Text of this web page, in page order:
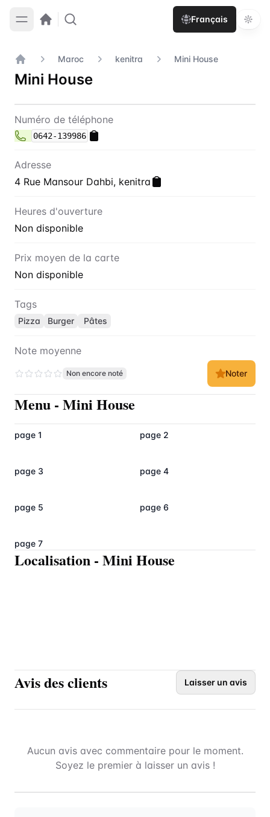
Français
Accueil
Maroc kenitra Mini House
Mini House
Contact Mini House
Numéro de téléphone
0642-139986
Adresse
4 Rue Mansour Dahbi, kenitra
Heures d'ouverture
Non disponible
Prix moyen de la carte
Non disponible
Tags
Pizza Burger Pâtes
Note moyenne
Non encore noté Noter
Menu - Mini House
page 1 page 2
page 3 page 4
page 5 page 6
page 7
Localisation - Mini House
Avis des clients Laisser un avis
Aucun avis avec commentaire pour le moment.
Soyez le premier à laisser un avis !